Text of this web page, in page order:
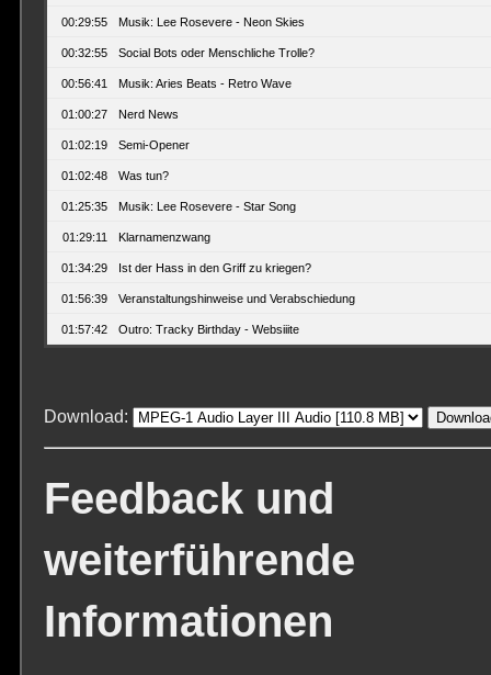
00:29:55 Musik: Lee Rosevere - Neon Skies
00:32:55 Social Bots oder Menschliche Trolle?
00:56:41 Musik: Aries Beats - Retro Wave
01:00:27 Nerd News
01:02:19 Semi-Opener
01:02:48 Was tun?
01:25:35 Musik: Lee Rosevere - Star Song
01:29:11 Klarnamenzwang
01:34:29 Ist der Hass in den Griff zu kriegen?
01:56:39 Veranstaltungshinweise und Verabschiedung
01:57:42 Outro: Tracky Birthday - Websiiite
Download:
Feedback und
weiterführende
Informationen